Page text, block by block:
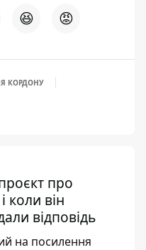
😆 😡
КОРДОНУ
про
коли він
відповідь
на посилення